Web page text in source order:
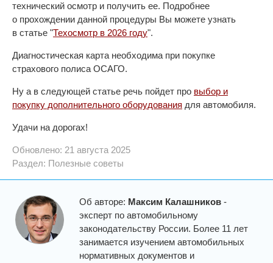
технический осмотр и получить ее. Подробнее
о прохождении данной процедуры Вы можете узнать
в статье "Техосмотр в 2026 году".
Диагностическая карта необходима при покупке
страхового полиса ОСАГО.
Ну а в следующей статье речь пойдет про выбор и
покупку дополнительного оборудования для автомобиля.
Удачи на дорогах!
Обновлено: 21 августа 2025
Раздел: Полезные советы
Об авторе: Максим Калашников -
эксперт по автомобильному
законодательству России. Более 11 лет
занимается изучением автомобильных
нормативных документов и